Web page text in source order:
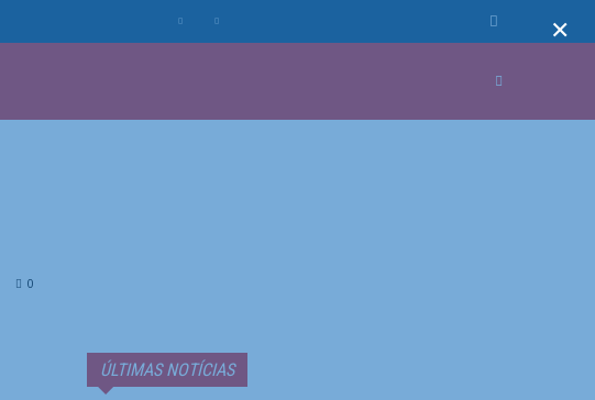
0
ÚLTIMAS NOTÍCIAS
×